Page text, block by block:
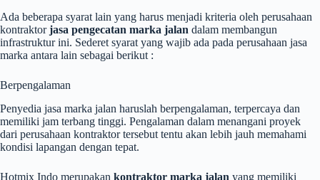
Ada beberapa syarat lain yang harus menjadi kriteria oleh perusahaan
kontraktorjasa pengecatan marka jalan dalam membangun
infrastruktur ini. Sederet syarat yang wajib ada pada perusahaan jasa
marka antara lain sebagai berikut :
Berpengalaman
Penyedia jasa marka jalan haruslah berpengalaman, terpercaya dan
memiliki jam terbang tinggi. Pengalaman dalam menangani proyek
dari perusahaan kontraktor tersebut tentu akan lebih jauh memahami
kondisi lapangan dengan tepat.
Hotmix Indo merupakan kontraktor marka jalan yang memiliki